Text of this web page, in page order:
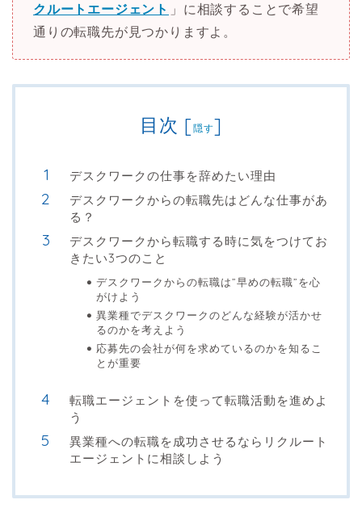
クルートエージェント 」に相談することで希望
通りの転職先が見つかりますよ。
目次 [隠す]
デスクワークの仕事を辞めたい理由
デスクワークからの転職先はどんな仕事があ
る？
デスクワークから転職する時に気をつけてお
きたい3つのこと
デスクワークからの転職は”早めの転職”を心
がけよう
異業種でデスクワークのどんな経験が活かせ
るのかを考えよう
応募先の会社が何を求めているのかを知るこ
とが重要
転職エージェントを使って転職活動を進めよ
う
異業種への転職を成功させるならリクルート
エージェントに相談しよう